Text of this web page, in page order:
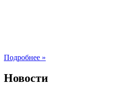
Подробнее »
Новости